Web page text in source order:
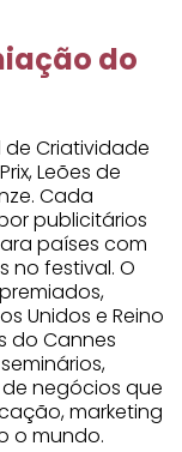
do
de Criatividade
Leões de
Cada
publicitários
países com
no festival. O
Unidos e Reino
do Cannes
negócios que
marketing
o mundo.